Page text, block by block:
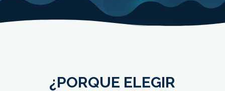
¿PORQUE ELEGIR